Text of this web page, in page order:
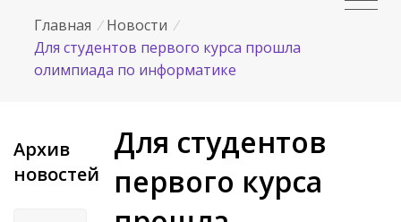
Главная / Новости /
Для студентов первого курса прошла
олимпиада по информатике
Архив
новостей
Для студентов
первого курса